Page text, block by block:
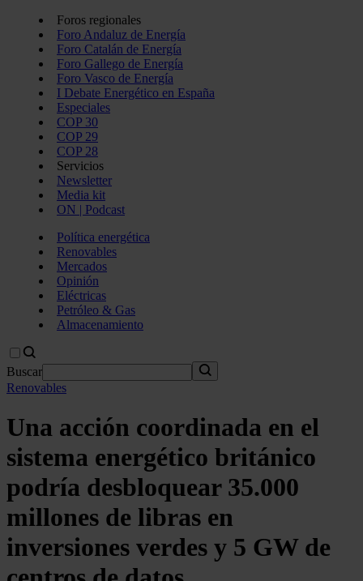
Foros regionales
Foro Andaluz de Energía
Foro Catalán de Energía
Foro Gallego de Energía
Foro Vasco de Energía
I Debate Energético en España
Especiales
COP 30
COP 29
COP 28
Servicios
Newsletter
Media kit
ON | Podcast
Política energética
Renovables
Mercados
Opinión
Eléctricas
Petróleo & Gas
Almacenamiento
Buscar
Renovables
Una acción coordinada en el
sistema energético británico
podría desbloquear 35.000
millones de libras en
inversiones verdes y 5 GW de